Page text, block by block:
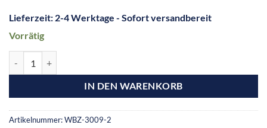
Lieferzeit: 2-4 Werktage - Sofort versandbereit
Vorrätig
IN DEN WARENKORB
Artikelnummer:WBZ-3009-2